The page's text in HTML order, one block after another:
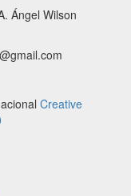
Ángel Wilson
Creative